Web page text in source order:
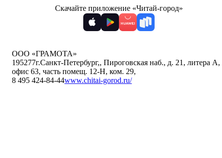
Скачайте приложение «Читай-город»
ООО «ГРАМОТА»
195277г.Санкт-Петербург,, Пироговская наб., д. 21, литера А,
офис 63, часть помещ. 12-Н, ком. 29,
8 495 424-84-44www.chitai-gorod.ru/